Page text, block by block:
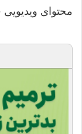
محتوای ویدیویی